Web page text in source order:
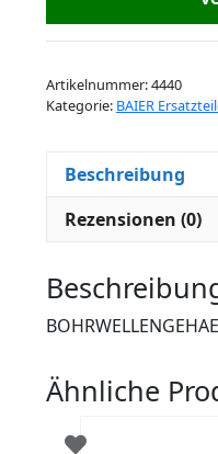
Artikelnummer:4440
Kategorie: BAIER
Beschreibung
Rezensionen (0)
Ähnliche